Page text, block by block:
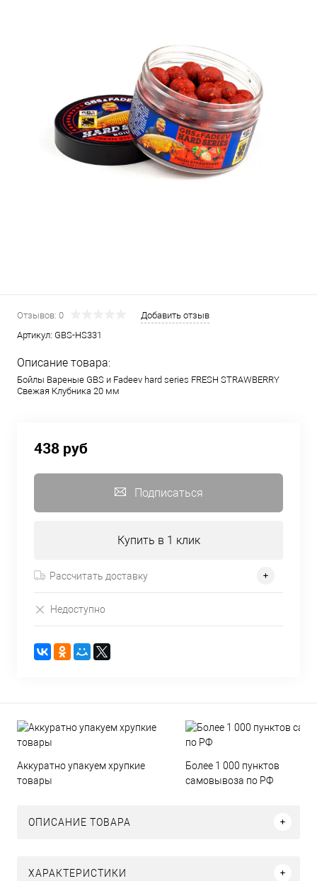
Отзывов: 0
Добавить отзыв
Артикул: GBS-HS331
Описание товара:
Бойлы Вареные GBS и Fadeev hard series FRESH STRAWBERRY
Свежая Клубника 20 мм
438 руб
Подписаться
Купить в 1 клик
Рассчитать доставку
Недоступно
Аккуратно упакуем хрупкие
товары
Более 1 000 пунктов
самовывоза по РФ
ОПИСАНИЕ ТОВАРА
ХАРАКТЕРИСТИКИ